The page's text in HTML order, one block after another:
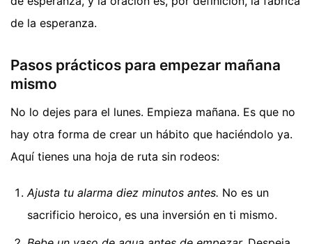
de la esperanza.
Pasos prácticos para empezar mañana
mismo
No lo dejes para el lunes. Empieza mañana. Es que no
hay otra forma de crear un hábito que haciéndolo ya.
Aquí tienes una hoja de ruta sin rodeos:
Ajusta tu alarma diez minutos antes. No es un
sacrificio heroico, es una inversión en ti mismo.